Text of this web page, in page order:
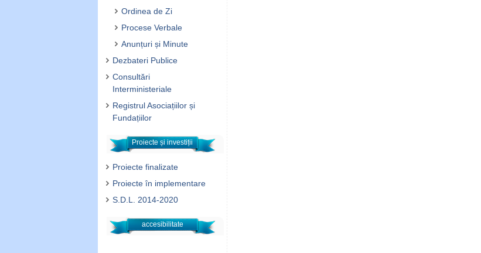
Ordinea de Zi
Procese Verbale
Anunțuri și Minute
Dezbateri Publice
Consultări
Interministeriale
Registrul Asociațiilor și
Fundațiilor
Proiecte și investiții
Proiecte finalizate
Proiecte în implementare
S.D.L. 2014-2020
accesibilitate